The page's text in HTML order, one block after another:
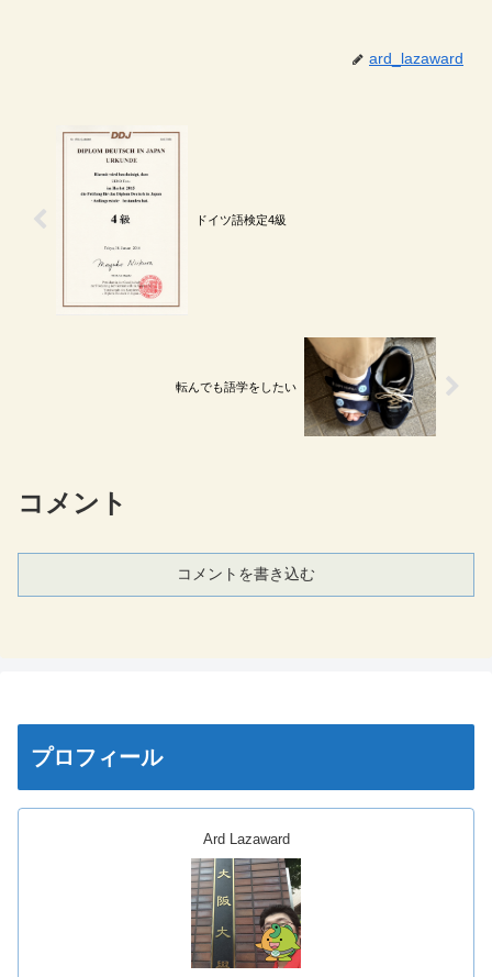
ard_lazaward
ドイツ語検定4級
転んでも語学をしたい
コメント
コメントを書き込む
プロフィール
Ard Lazaward